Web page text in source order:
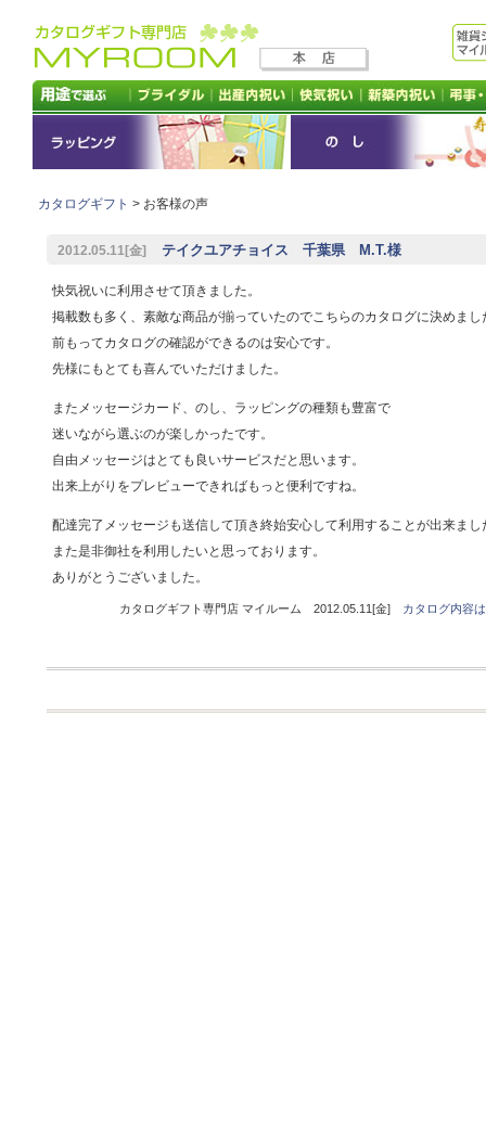
カタログギフト > お客様の声
2012.05.11[金] テイクユアチョイス 千葉県 M.T.様
快気祝いに利用させて頂きました。
掲載数も多く、素敵な商品が揃っていたのでこちらのカタログに決めまし
前もってカタログの確認ができるのは安心です。
先様にもとても喜んでいただけました。
またメッセージカード、のし、ラッピングの種類も豊富で
迷いながら選ぶのが楽しかったです。
自由メッセージはとても良いサービスだと思います。
出来上がりをプレビューできればもっと便利ですね。
配達完了メッセージも送信して頂き終始安心して利用することが出来まし
また是非御社を利用したいと思っております。
ありがとうございました。
カタログギフト専門店 マイルーム 2012.05.11[金] カタログ内容